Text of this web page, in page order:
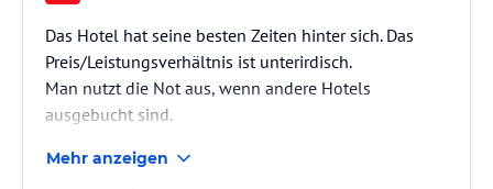
Das Hotel hat seine besten Zeiten hinter sich. Das
Preis/Leistungsverhältnis ist unterirdisch.
Man nutzt die Not aus, wenn andere Hotels
ausgebucht sind.
Mehr anzeigen